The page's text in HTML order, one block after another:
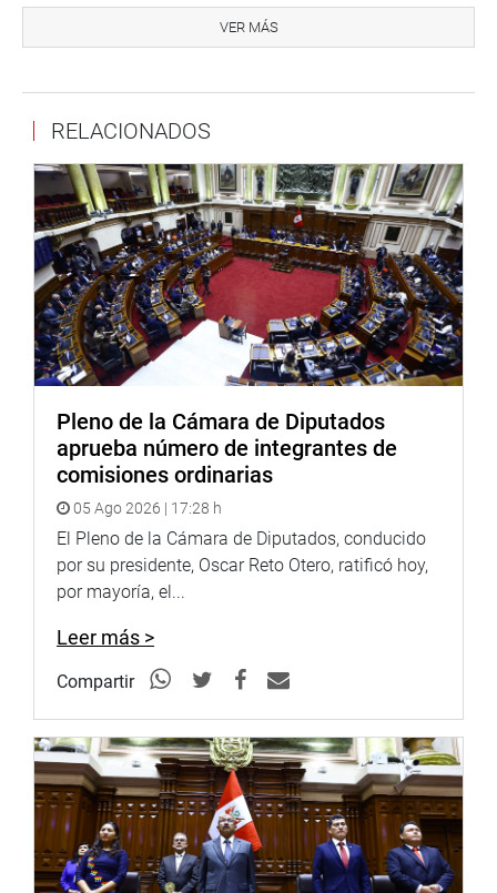
Comisión de Educación, sustentó la propuesta señalando
que la propuesta hace justicia para aquellos docentes
El congresista Arturo Alegría García (FP), secretario de la
Comisión de Presupuesto y Cuenta General de la
República, indicó que el proyecto va a favorecer a los
docentes y que el nombramiento será de manera
simultánea.
Los congresistas Alex Paredes Gonzales (BM) y
Waldemar Cerrón Rojas (PL), Cruz Zeta Chunga (FP) y
Flavio Cruz Mamani (PL), autores de los proyectos,
indicaron que existe presupuesto para el nombramiento
egreso adicional al Estado.
Karol Paredes Fonseca (NA), propuso que dichos
proyectos regresen a las comisiones respectivas para un
mejor análisis, pero su pedido fue rechazado.
OFICINA DE COMUNICACIONES E IMAGEN
INSTITUCIONAL
VER MÁS
RELACIONADOS
Pleno de la Cámara de Diputados
aprueba número de integrantes de
comisiones ordinarias
05 Ago 2026 | 17:28 h
El Pleno de la Cámara de Diputados, conducido
por su presidente, Oscar Reto Otero, ratificó hoy,
por mayoría, el...
Leer más >
Compartir